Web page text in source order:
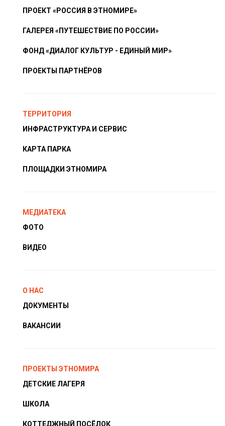
ПРОЕКТ «РОССИЯ В ЭТНОМИРЕ»
ГАЛЕРЕЯ «ПУТЕШЕСТВИЕ ПО РОССИИ»
ФОНД «ДИАЛОГ КУЛЬТУР - ЕДИНЫЙ МИР»
ПРОЕКТЫ ПАРТНЁРОВ
ТЕРРИТОРИЯ
ИНФРАСТРУКТУРА И СЕРВИС
КАРТА ПАРКА
ПЛОЩАДКИ ЭТНОМИРА
МЕДИАТЕКА
ФОТО
ВИДЕО
О НАС
ДОКУМЕНТЫ
ВАКАНСИИ
ПРОЕКТЫ ЭТНОМИРА
ДЕТСКИЕ ЛАГЕРЯ
ШКОЛА
КОТТЕДЖНЫЙ ПОСЁЛОК